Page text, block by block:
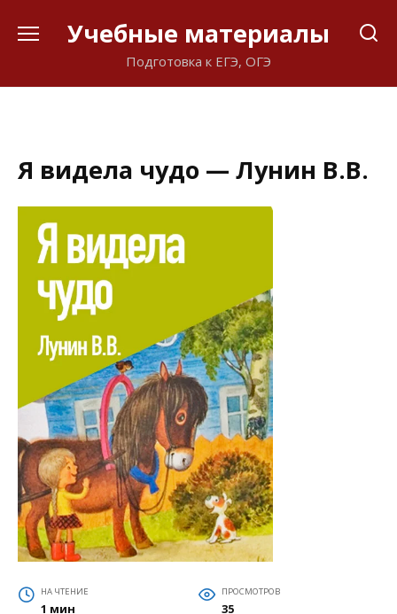
Учебные материалы
Подготовка к ЕГЭ, ОГЭ
Я видела чудо — Лунин В.В.
НА ЧТЕНИЕ
1 мин
ПРОСМОТРОВ
35